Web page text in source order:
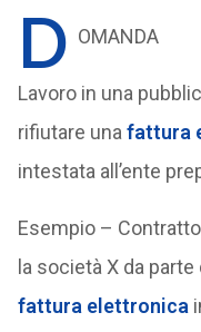
D OMANDA
Lavoro in una
rifiutare una fattura
intestata all’ente
Esempio –
la società X da
fattura elettronica